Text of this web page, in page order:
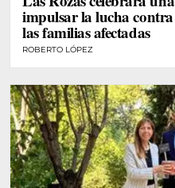
impulsar la lucha
las familias afectadas
ROBERTO LÓPEZ